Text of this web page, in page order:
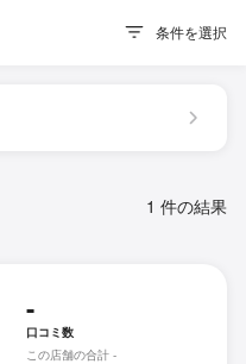
条件を選択
1 件の結果
-
口コミ数
この店舗の合計 -